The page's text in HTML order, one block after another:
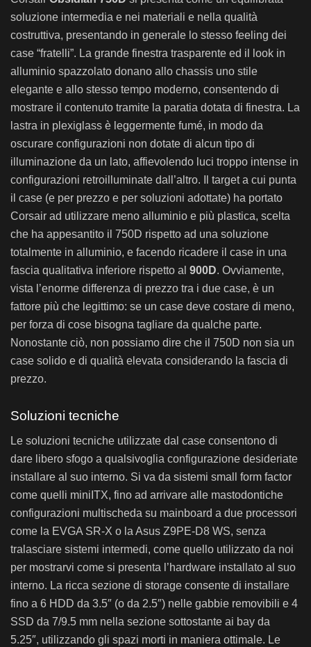
soluzione intermedia e nei materiali e nella qualità
costruttiva, presentando in generale lo stesso feeling dei
case “fratelli”. La grande finestra trasparente ed il look in
alluminio spazzolato donano allo chassis uno stile
elegante e allo stesso tempo moderno, consentendo di
mostrare il contenuto tramite la paratia dotata di finestra. La
lastra in plexiglass è leggermente fumé, in modo da
oscurare configurazioni non dotate di alcun tipo di
illuminazione da un lato, affievolendo luci troppo intense in
configurazioni retroilluminate dall’altro. Il target a cui punta
il case (e per prezzo e per soluzioni adottate) ha portato
Corsair ad utilizzare meno alluminio e più plastica, scelta
che ha appesantito il 750D rispetto ad una soluzione
totalmente in alluminio, e facendo ricadere il case in una
fascia qualitativa inferiore rispetto al 900D. Ovviamente,
vista l’enorme differenza di prezzo tra i due case, è un
fattore più che legittimo: se un case deve costare di meno,
per forza di cose bisogna tagliare da qualche parte.
Nonostante ciò, non possiamo dire che il 750D non sia un
case solido e di qualità elevata considerando la fascia di
prezzo.
Soluzioni tecniche
Le soluzioni tecniche utilizzate dal case consentono di
dare libero sfogo a qualsivoglia configurazione desideriate
installare al suo interno. Si va da sistemi small form factor
come quelli miniITX, fino ad arrivare alle mastodontiche
configurazioni multischeda su mainboard a due processori
come la EVGA SR-X o la Asus Z9PE-D8 WS, senza
tralasciare sistemi intermedi, come quello utilizzato da noi
per mostrarvi come si presenta l’hardware installato al suo
interno. La ricca sezione di storage consente di installare
fino a 6 HDD da 3.5″ (o da 2.5″) nelle gabbie removibili e 4
SSD da 7/9.5 mm nella sezione sottostante ai bay da
5.25″, utilizzando gli spazi morti in maniera ottimale. Le